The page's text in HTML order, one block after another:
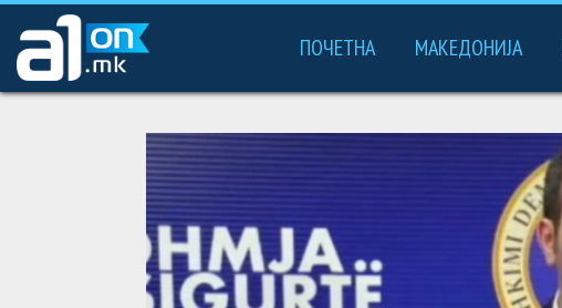
ПОЧЕТНА МАКЕДОНИЈА